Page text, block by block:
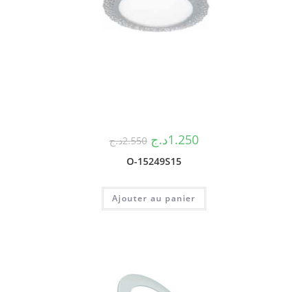
2.550د.ج 1.250د.ج
O-15249S15
Ajouter au panier